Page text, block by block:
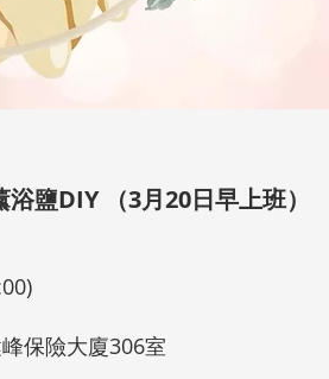
鹽DIY （3月20日早上班）
保險大廈306室